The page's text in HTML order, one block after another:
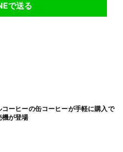
で送る
コーヒーの缶コーヒーが手軽に購入で
機が登場